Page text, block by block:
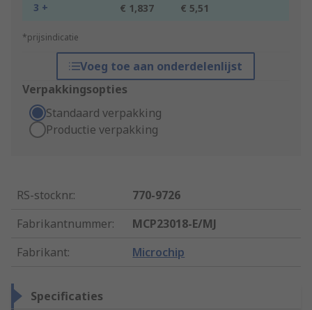
3 + € 1,837 € 5,51
*prijsindicatie
Voeg toe aan onderdelenlijst
Verpakkingsopties
Standaard verpakking
Productie verpakking
RS-stocknr.:
770-9726
Fabrikantnummer:
MCP23018-E/MJ
Fabrikant: Microchip
Specificaties